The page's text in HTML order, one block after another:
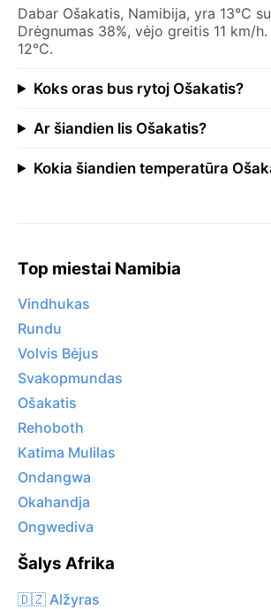
Dabar Ošakatis, Namibija, yra 13°C
Drėgnumas 38%, vėjo greitis 11 km/
12°C.
Koks oras bus rytoj Ošakatis?
Ar šiandien lis Ošakatis?
Kokia šiandien temperatūra
Top miestai Namibia
Vindhukas
Rundu
Volvis Bėjus
Svakopmundas
Ošakatis
Rehoboth
Katima Mulilas
Ondangwa
Okahandja
Ongwediva
Šalys Afrika
🇩🇿 Alžyras